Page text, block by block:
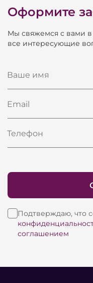
залов
Оформите
Мы свяжемся с вами
все интересующие
Ваше имя
Email
Телефон
Подтверждаю, что
соглашением